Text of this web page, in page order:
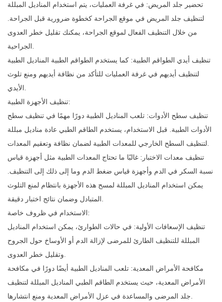
تحضير جلد المريض: في غرفة العمليات، يتم استخدام المناديل المبللة
لتنظيف جلد المريض في موقع الجراحة كخطوة ضرورية قبل الجراحة.
من خلال التنظيف الفعال لموقع الجراحة، يمكنك تقليل خطر العدوى
تنظيف أيدي الطواقم الطبية: كما يستخدم الطواقم الطبية المناديل الطبية
لتنظيف أيديهم في غرفة العمليات للتأكد من نظافة أيديهم ومنع تلوث
تنظيف الأجهزة الطبية:
تنظيف سطح الأدوات: تلعب المناديل الطبية دورًا مهمًا في تنظيف سطح
الأدوات الطبية. قبل الاستخدام، يستخدم الطاقم الطبي عادة مناديل مبللة
تنظيف معدات الاختبار: غالبًا ما تحتاج المعدات الطبية مثل أجهزة قياس
نسبة السكر في الدم وأجهزة قياس ضغط الدم وما إلى ذلك إلى التنظيف.
يمكن استخدام المناديل المبللة لمسح هذه الأجهزة بانتظام لمنع التلوث
الاستخدام في ظروف خاصة:
تنظيف الإسعافات الأولية: في حالات الطوارئ، يمكن استخدام المناديل
المبللة للتنظيف الطارئ للمرضى لإزالة الدم أو الأوساخ حول الجروح
مكافحة الأمراض المعدية: تلعب المناديل الطبية أيضًا دورًا في مكافحة
الأمراض المعدية، حيث يستخدم الطاقم الطبي المناديل المبللة لتنظيف